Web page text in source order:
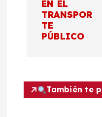
n
EN EL
TRANSPOR
TE
PÚBLICO
También te